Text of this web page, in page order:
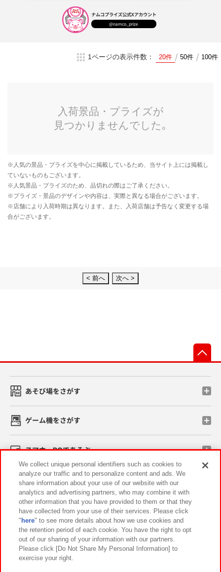
ナムコプライズ公式Xアカウント
@namco_prize
1ページの表示件数： 20件 50件 100件
< 前へ 次へ >
あそび場をさがす
ゲーム機をさがす
スマホ・PCであそぶ
イベント・キャンペーン
関連会社 サステナビリティ サイトポリシー
プライバシーポリシー ウェブアクセシビリティ方針と検証結果
お取引先さまとともに
We collect unique personal identifiers such as cookies to
analyze our traffic and to personalize content and ads. We
share information about your use of our website with our
analytics and advertising partners, who may combine it with
other information that you have provided to them or that they
have collected from your use of their services. Please click
" here" to see more details about how we use cookies and
the retention period of each cookie. You have the right to opt
out of our sharing of your information with our partners.
Please click [Do Not Share My Personal Information] to
exercise your right.